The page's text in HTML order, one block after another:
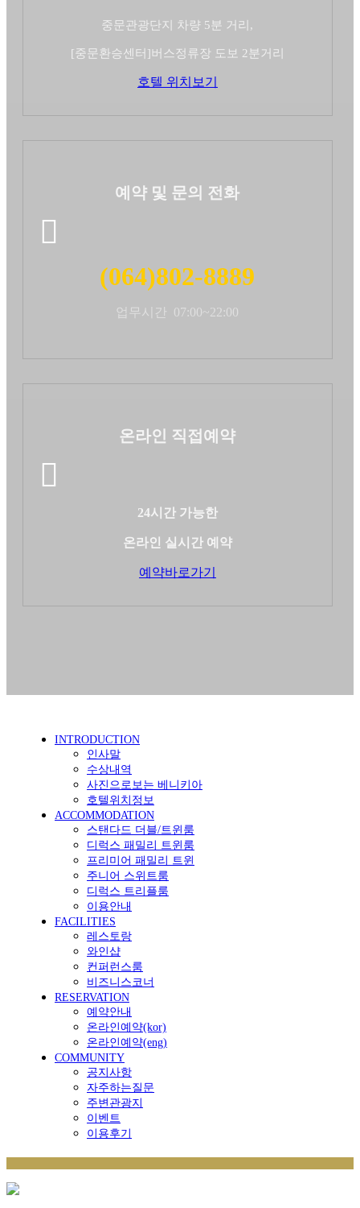
중문관광단지 차량 5분 거리,
[중문환승센터]버스정류장 도보 2분거리
호텔 위치보기
예약 및 문의 전화
(064)802-8889
업무시간 07:00~22:00
온라인 직접예약
24시간 가능한
온라인 실시간 예약
예약바로가기
INTRODUCTION
인사말
수상내역
사진으로보는 베니키아
호텔위치정보
ACCOMMODATION
스탠다드 더블/트윈룸
디럭스 패밀리 트윈룸
프리미어 패밀리 트윈
주니어 스위트룸
디럭스 트리플룸
이용안내
FACILITIES
레스토랑
와인샵
컨퍼런스룸
비즈니스코너
RESERVATION
예약안내
온라인예약(kor)
온라인예약(eng)
COMMUNITY
공지사항
자주하는질문
주변관광지
이벤트
이용후기